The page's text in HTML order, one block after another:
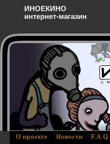
О проекте Новости F.A.Q.
ИНОЕКИНО
интернет-магазин